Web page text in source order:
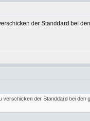
der Standdard bei
der Standdard bei den